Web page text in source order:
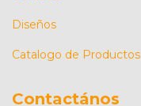
Diseños
Catalogo de Productos
Contactános